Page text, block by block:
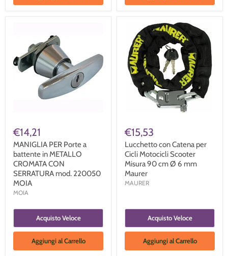
€14,21
MANIGLIA PER Porte a
battente in METALLO
CROMATA CON
SERRATURA mod. 220050
MOIA
MOIA
Acquisto Veloce
Aggiungi al Carrello
€15,53
Lucchetto con Catena per
Cicli Motocicli Scooter
Misura 90 cm Ø 6 mm
Maurer
MAURER
Acquisto Veloce
Aggiungi al Carrello